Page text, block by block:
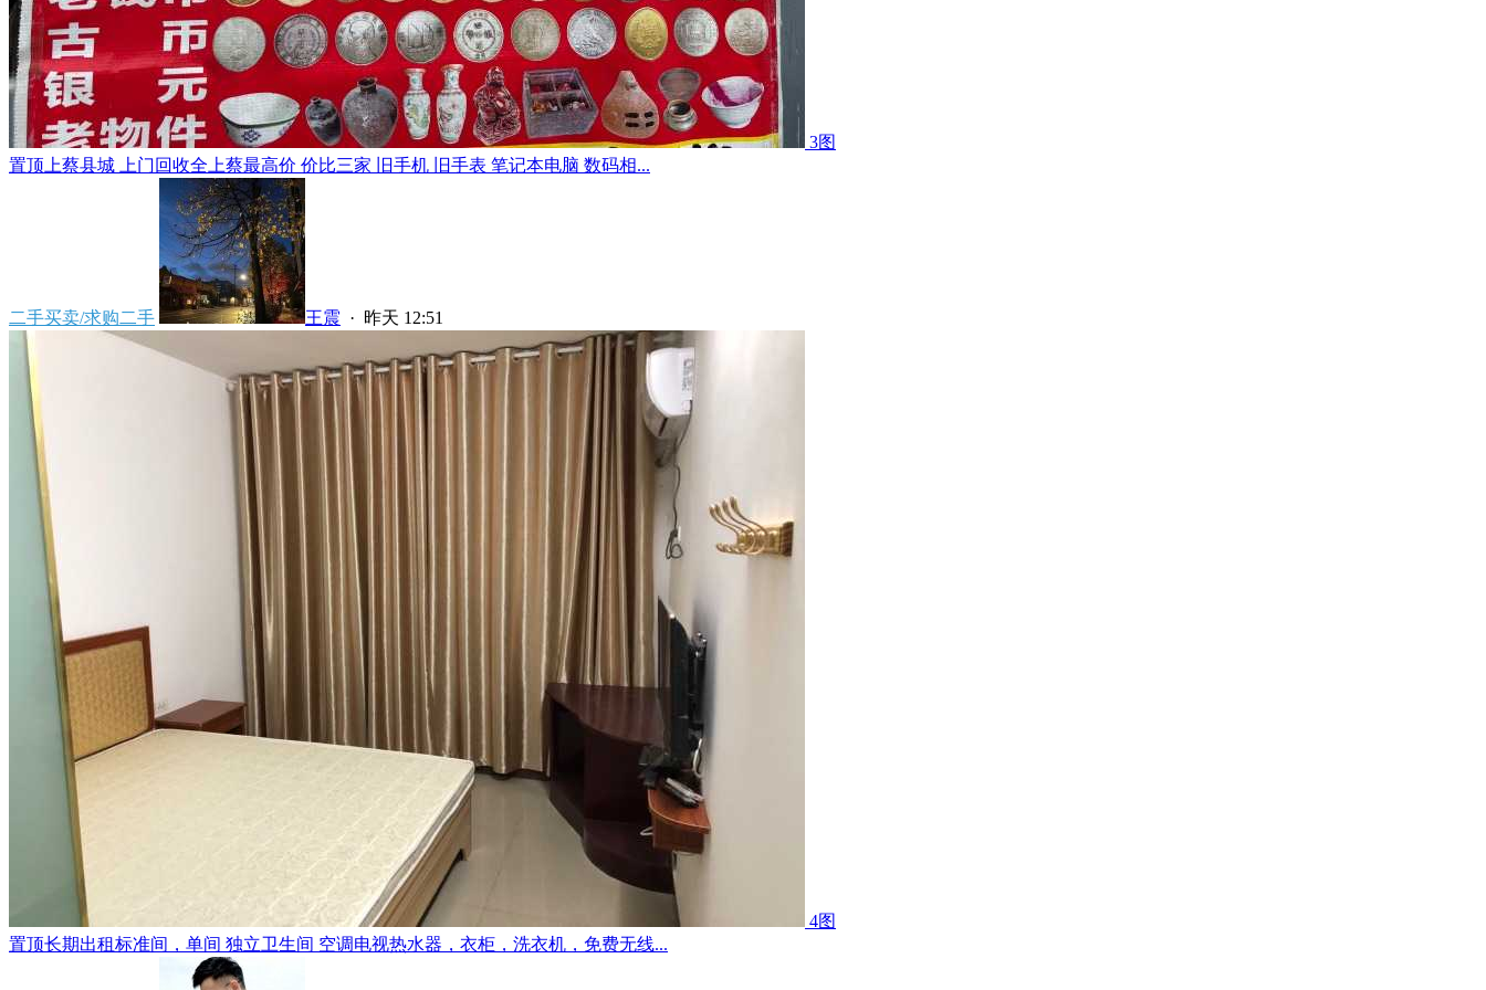
3图
置顶 上蔡县城 上门回收全上蔡最高价 价比三家 旧手机 旧手表 笔记本电脑 数码相...
二手买卖/求购二手 王震 · 昨天 12:51
4图
置顶长期出租标准间，单间 独立卫生间 空调电视热水器，衣柜，洗衣机，免费无线...